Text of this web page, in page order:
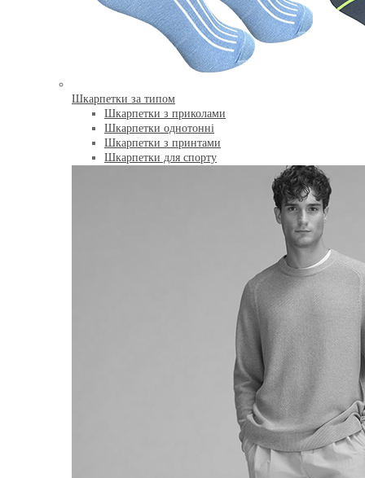
Шкарпетки за типом
Шкарпетки з приколами
Шкарпетки однотонні
Шкарпетки з принтами
Шкарпетки для спорту